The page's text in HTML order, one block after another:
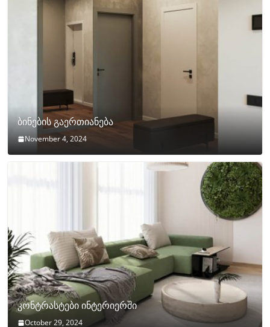
ბინების გაერთიანება
November 4, 2024
კონტრასტები ინტერიერში
October 29, 2024